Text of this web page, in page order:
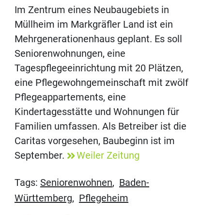
Im Zentrum eines Neubaugebiets in
Müllheim im Markgräfler Land ist ein
Mehrgenerationenhaus geplant. Es soll
Seniorenwohnungen, eine
Tagespflegeeinrichtung mit 20 Plätzen,
eine Pflegewohngemeinschaft mit zwölf
Pflegeappartements, eine
Kindertagesstätte und Wohnungen für
Familien umfassen. Als Betreiber ist die
Caritas vorgesehen, Baubeginn ist im
September.
Weiler Zeitung
Tags: Seniorenwohnen, Baden-
Württemberg, Pflegeheim